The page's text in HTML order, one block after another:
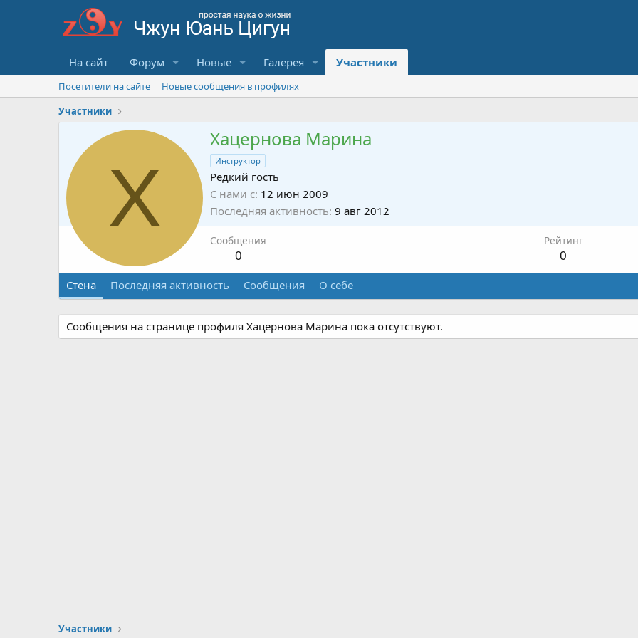
На сайт Форум Новые Галерея Участники
Посетители на сайте
Новые сообщения в профилях
Участники
Х
Хацернова Марина
Инструктор
Редкий гость
С нами с 12 июн 2009
Последняя активность 9 авг 2012
Сообщения
0
Рейтинг
0
Стена Последняя активность Сообщения О себе
Сообщения на странице профиля Хацернова Марина пока отсутствуют.
Участники